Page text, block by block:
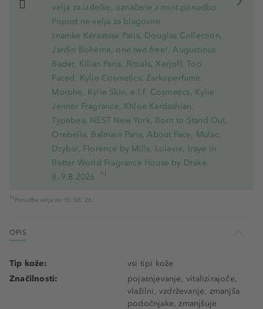
velja za izdelke, označene z mint ponudbo.
Popust ne velja za blagovne
znamke Kérastase Paris, Douglas Collection,
Jardin Bohème, one.two.free!, Augustinus
Bader, Kilian Paris, Rituals, Xerjoff, Too
Faced, Kylie Cosmetics, Zarkoperfume,
Morphe, Kylie Skin, e.l.f. Cosmetics, Kylie
Jenner Fragrance, Khloe Kardashian,
Typebea, NEST New York, Born to Stand Out,
Orebella, Balmain Paris, About Face, Mulac,
Drybar, Florence by Mills, Lolavie, Iraye in
Better World Fragrance House by Drake.
8.-9.8.2026. *1
*1 Ponudba velja do 10. 08. 26.
OPIS
Tip kože:
vsi tipi kože
Značilnosti:
pojasnjevanje, vitalizirajoče,
vlažilni, vzdrževanje, zmanjša
podočnjake, zmanjšuje